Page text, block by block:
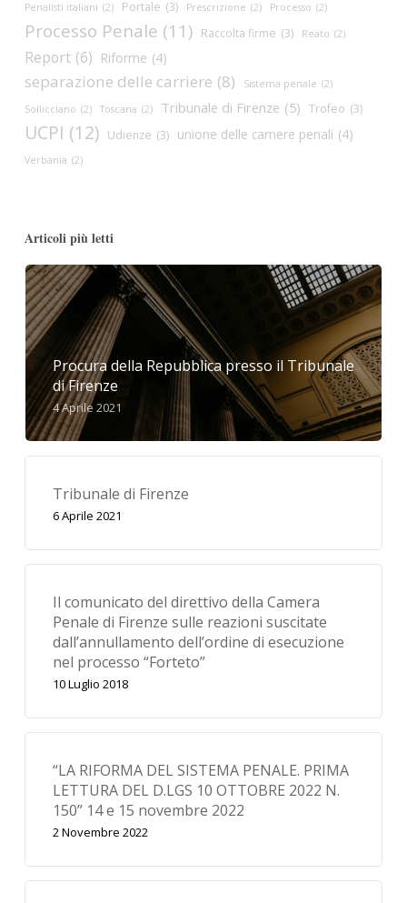
Penalisti italiani (2) Portale (3) Prescrizione (2) Processo (2)
Processo Penale (11) Raccolta firme (3) Reato (2)
Report (6) Riforme (4)
separazione delle carriere (8) Sistema penale (2)
Sollicciano (2) Toscana (2) Tribunale di Firenze (5) Trofeo (3)
UCPI (12) Udienze (3) unione delle camere penali (4)
Verbania (2)
Articoli più letti
Procura della Repubblica presso il Tribunale
di Firenze
4 Aprile 2021
Tribunale di Firenze
6 Aprile 2021
Il comunicato del direttivo della Camera
Penale di Firenze sulle reazioni suscitate
dall’annullamento dell’ordine di esecuzione
nel processo “Forteto”
10 Luglio 2018
“LA RIFORMA DEL SISTEMA PENALE. PRIMA
LETTURA DEL D.LGS 10 OTTOBRE 2022 N.
150” 14 e 15 novembre 2022
2 Novembre 2022